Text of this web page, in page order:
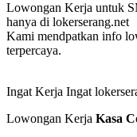
Lowongan Kerja untuk
hanya di lokerserang.net
Kami mendpatkan info
terpercaya.
Ingat Kerja Ingat
Lowongan Kerja Kasa